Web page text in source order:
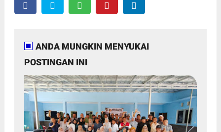
ANDA MUNGKIN MENYUKAI
POSTINGAN INI